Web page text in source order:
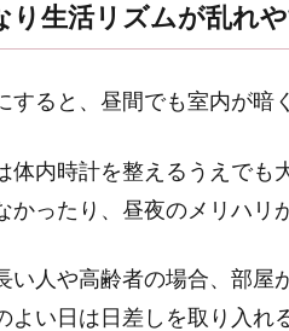
り生活リズムが乱れ
すると、昼間でも室内が暗
体内時計を整えるうえでも
かったり、昼夜のメリハリ
い人や高齢者の場合、部
よい日は日差しを取り入れ